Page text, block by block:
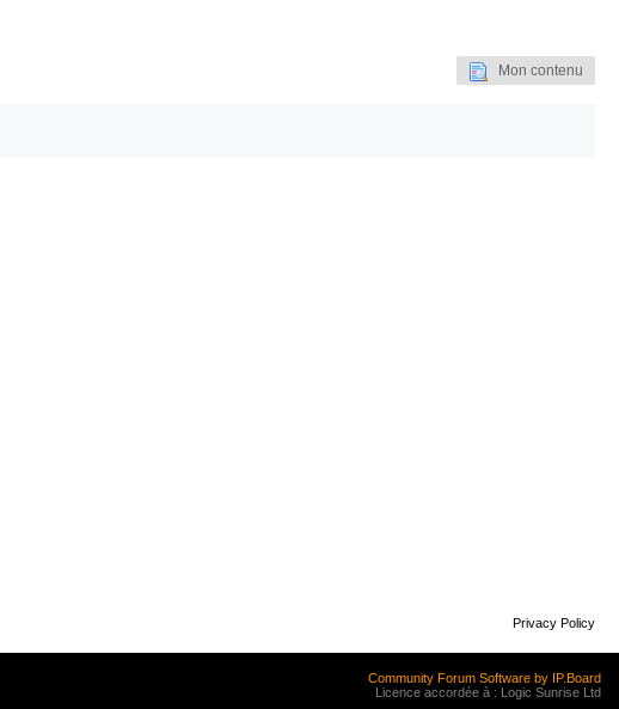
Mon contenu
Privacy Policy
Community Forum Software by IP.Board
Licence accordée à : Logic Sunrise Ltd